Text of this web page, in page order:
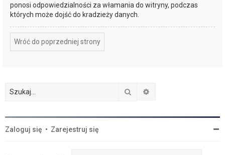
ponosi odpowiedzialności za włamania do witryny, podczas
których może dojść do kradzieży danych.
Wróć do poprzedniej strony
Szukaj
Zaloguj się • Zarejestruj się